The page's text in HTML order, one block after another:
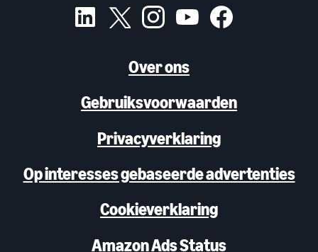
Over ons
Gebruiksvoorwaarden
Privacyverklaring
Op interesses gebaseerde advertenties
Cookieverklaring
Amazon Ads Status